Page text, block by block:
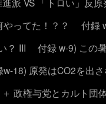
ってた！？？
付録
？ III
付録 w-9) この
w-18) 原発はCO2を出
政権与党とカルト団